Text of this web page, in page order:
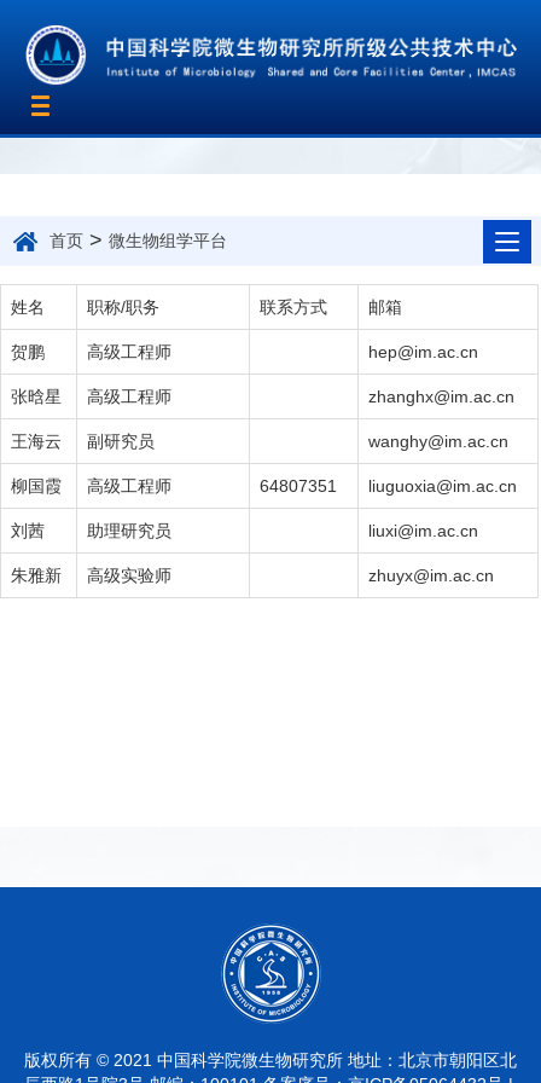
首页 > 微生物组学平台
姓名 职称/职务 联系方式 邮箱
贺鹏 高级工程师 hep@im.ac.cn
张晗星 高级工程师 zhanghx@im.ac.cn
王海云 副研究员 wanghy@im.ac.cn
柳国霞 高级工程师 64807351 liuguoxia@im.ac.cn
刘茜 助理研究员 liuxi@im.ac.cn
朱雅新 高级实验师 zhuyx@im.ac.cn
版权所有 © 2021 中国科学院微生物研究所 地址：北京市朝阳区北